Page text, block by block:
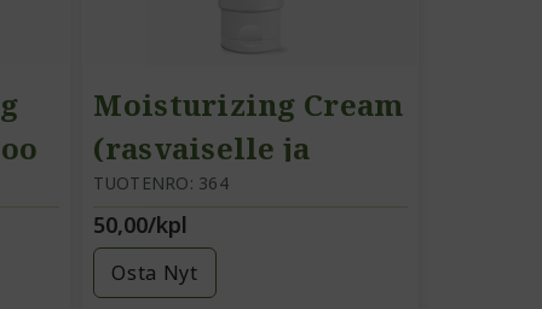
Moisturizing Cream
(rasvaiselle ja
sekaiholle)
TUOTENRO: 364
50,00/kpl
Osta Nyt